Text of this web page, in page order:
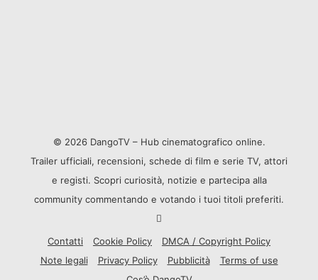
© 2026 DangoTV – Hub cinematografico online.
Trailer ufficiali, recensioni, schede di film e serie TV, attori
e registi. Scopri curiosità, notizie e partecipa alla
community commentando e votando i tuoi titoli preferiti.
Contatti Cookie Policy
DMCA / Copyright Policy
Note legali
Privacy Policy Pubblicità
Terms of use